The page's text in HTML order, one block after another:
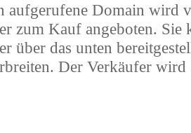
aufgerufene Domain wird
zum Kauf angeboten. Sie
über das unten
Der Verkäufer wird